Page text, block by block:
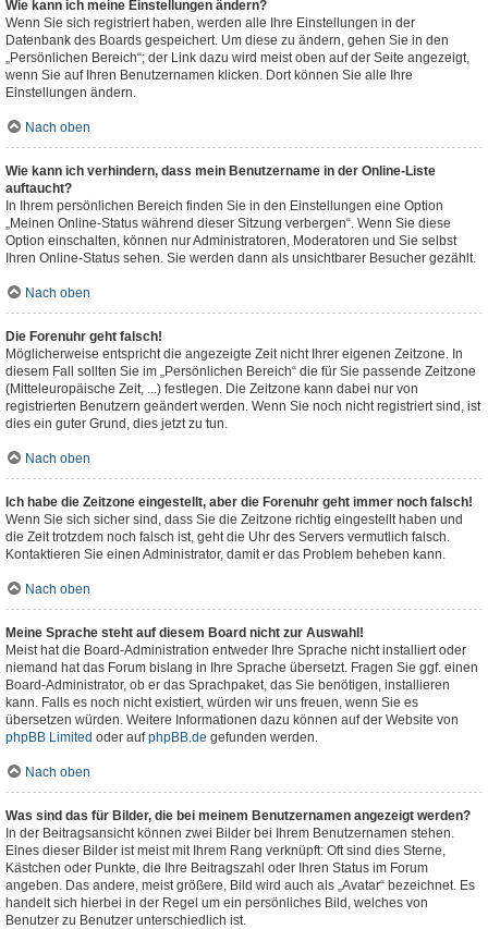
Wie kann ich meine Einstellungen ändern?
Wenn Sie sich registriert haben, werden alle Ihre Einstellungen in der
Datenbank des Boards gespeichert. Um diese zu ändern, gehen Sie in den
„Persönlichen Bereich“; der Link dazu wird meist oben auf der Seite angezeigt,
wenn Sie auf Ihren Benutzernamen klicken. Dort können Sie alle Ihre
Einstellungen ändern.
Nach oben
Wie kann ich verhindern, dass mein Benutzername in der Online-Liste
auftaucht?
In Ihrem persönlichen Bereich finden Sie in den Einstellungen eine Option
„Meinen Online-Status während dieser Sitzung verbergen“. Wenn Sie diese
Option einschalten, können nur Administratoren, Moderatoren und Sie selbst
Ihren Online-Status sehen. Sie werden dann als unsichtbarer Besucher gezählt.
Nach oben
Die Forenuhr geht falsch!
Möglicherweise entspricht die angezeigte Zeit nicht Ihrer eigenen Zeitzone. In
diesem Fall sollten Sie im „Persönlichen Bereich“ die für Sie passende Zeitzone
(Mitteleuropäische Zeit, ...) festlegen. Die Zeitzone kann dabei nur von
registrierten Benutzern geändert werden. Wenn Sie noch nicht registriert sind, ist
dies ein guter Grund, dies jetzt zu tun.
Nach oben
Ich habe die Zeitzone eingestellt, aber die Forenuhr geht immer noch falsch!
Wenn Sie sich sicher sind, dass Sie die Zeitzone richtig eingestellt haben und
die Zeit trotzdem noch falsch ist, geht die Uhr des Servers vermutlich falsch.
Kontaktieren Sie einen Administrator, damit er das Problem beheben kann.
Nach oben
Meine Sprache steht auf diesem Board nicht zur Auswahl!
Meist hat die Board-Administration entweder Ihre Sprache nicht installiert oder
niemand hat das Forum bislang in Ihre Sprache übersetzt. Fragen Sie ggf. einen
Board-Administrator, ob er das Sprachpaket, das Sie benötigen, installieren
kann. Falls es noch nicht existiert, würden wir uns freuen, wenn Sie es
übersetzen würden. Weitere Informationen dazu können auf der Website von
phpBB Limited oder aufphpBB.de gefunden werden.
Nach oben
Was sind das für Bilder, die bei meinem Benutzernamen angezeigt werden?
In der Beitragsansicht können zwei Bilder bei Ihrem Benutzernamen stehen.
Eines dieser Bilder ist meist mit Ihrem Rang verknüpft: Oft sind dies Sterne,
Kästchen oder Punkte, die Ihre Beitragszahl oder Ihren Status im Forum
angeben. Das andere, meist größere, Bild wird auch als „Avatar“ bezeichnet. Es
handelt sich hierbei in der Regel um ein persönliches Bild, welches von
Benutzer zu Benutzer unterschiedlich ist.